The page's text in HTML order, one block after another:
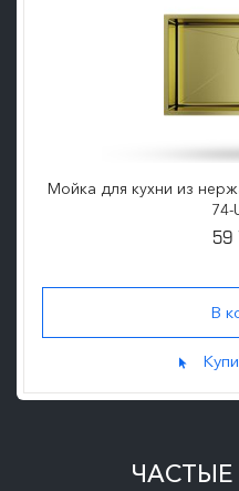
Мойка для кухни из
74-
59